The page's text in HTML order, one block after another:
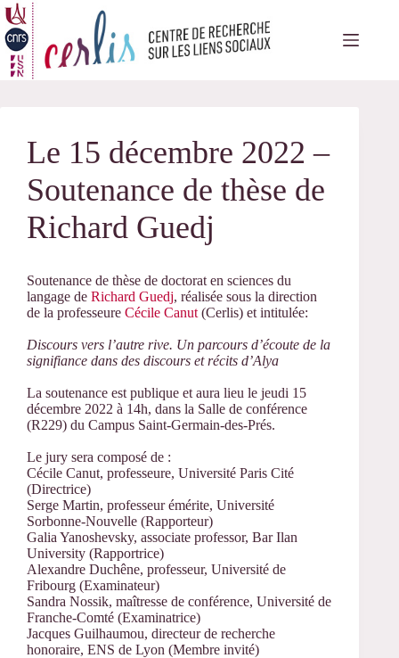
Passer
au
contenu
Le 15 décembre 2022 –
Soutenance de thèse de
Richard Guedj
Soutenance de thèse de doctorat en sciences du
langage de Richard Guedj, réalisée sous la direction
de la professeure Cécile Canut (Cerlis) et intitulée:
Discours vers l’autre rive. Un parcours d’écoute de la
signifiance dans des discours et récits d’Alya
La soutenance est publique et aura lieu le jeudi 15
décembre 2022 à 14h, dans la Salle de conférence
(R229) du Campus Saint-Germain-des-Prés.
Le jury sera composé de :
Cécile Canut, professeure, Université Paris Cité
(Directrice)
Serge Martin, professeur émérite, Université
Sorbonne-Nouvelle (Rapporteur)
Galia Yanoshevsky, associate professor, Bar Ilan
University (Rapportrice)
Alexandre Duchêne, professeur, Université de
Fribourg (Examinateur)
Sandra Nossik, maîtresse de conférence, Université de
Franche-Comté (Examinatrice)
Jacques Guilhaumou, directeur de recherche
honoraire, ENS de Lyon (Membre invité)